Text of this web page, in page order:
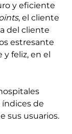
y eficiente
, el cliente
del cliente
estresante
y feliz, en el
de
sus usuarios.